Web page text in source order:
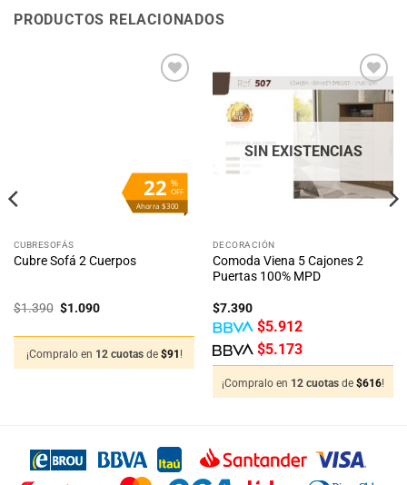
PRODUCTOS RELACIONADOS
%
OFF
22
Ahorra $300
CUBRESOFÁS
Cubre Sofá 2 Cuerpos
$1.390 El
$1.390.
$1.090El
$1.090.
¡Compralo en 12 cuotas de $91 !
Añadir
a la
lista
deseos
SIN EXISTENCIAS
DECORACIÓN
Comoda Viena 5 Cajones 2
Puertas 100% MPD
$7.390
$5.912
$5.173
¡Compralo en 12 cuotas de $616!